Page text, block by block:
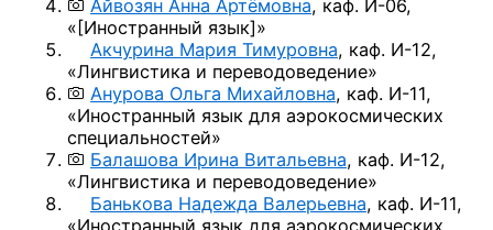
Айвозян Анна Артёмовна, каф. И-06,
« [Иностранный язык]»
Акчурина Мария Тимуровна, каф. И-12,
«Лингвистика и переводоведение»
Анурова Ольга Михайловна, каф. И-11,
«Иностранный язык для аэрокосмических
специальностей»
Балашова Ирина Витальевна, каф. И-12,
«Лингвистика и переводоведение»
Банькова Надежда Валерьевна, каф. И-11,
«Иностранный язык для аэрокосмических